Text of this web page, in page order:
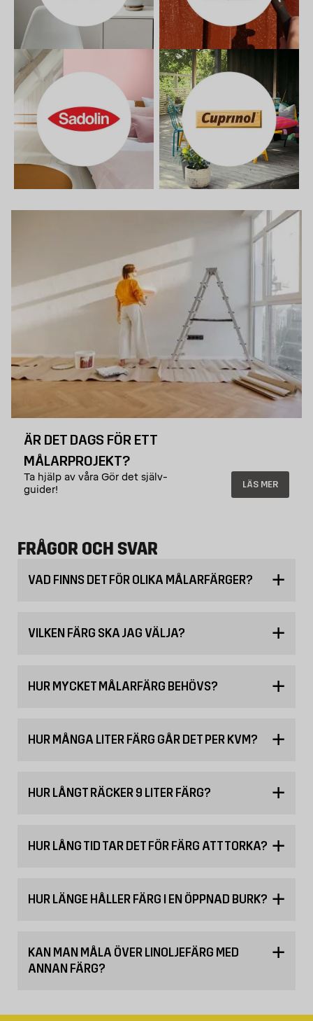
ÄR DET DAGS FÖR ETT
MÅLARPROJEKT?
Ta hjälp av våra Gör det själv-
guider!
LÄS MER
FRÅGOR OCH SVAR
VAD FINNS DET FÖR OLIKA MÅLARFÄRGER?
VILKEN FÄRG SKA JAG VÄLJA?
HUR MYCKET MÅLARFÄRG BEHÖVS?
HUR MÅNGA LITER FÄRG GÅR DET PER KVM?
HUR LÅNGT RÄCKER 9 LITER FÄRG?
HUR LÅNG TID TAR DET FÖR FÄRG ATT TORKA?
HUR LÄNGE HÅLLER FÄRG I EN ÖPPNAD BURK?
KAN MAN MÅLA ÖVER LINOLJEFÄRG MED
ANNAN FÄRG?